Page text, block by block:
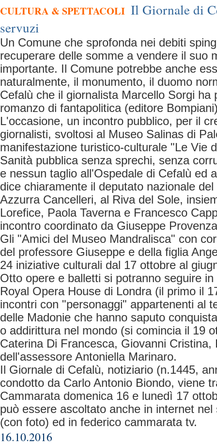
CULTURA & SPETTACOLI Il Giornale di
servuzi
Un Comune che sprofonda nei debiti
recuperare delle somme a vendere il suo
importante. Il Comune potrebbe anche
naturalmente, il monumento, il duomo
Cefalù che il giornalista Marcello Sorgi ha
romanzo di fantapolitica (editore
L'occasione, un incontro pubblico, per il
giornalisti, svoltosi al Museo Salinas di
manifestazione turistico-culturale "Le Vie
Sanità pubblica senza sprechi, senza
e nessun taglio all'Ospedale di Cefalù ed
dice chiaramente il deputato nazionale
Azzurra Cancelleri, al Riva del Sole,
Lorefice, Paola Taverna e Francesco
incontro coordinato da Giuseppe
Gli "Amici del Museo Mandralisca" con
del professore Giuseppe e della figlia
24 iniziative culturali dal 17 ottobre al
Otto opere e balletti si potranno seguire
Royal Opera House di Londra (il primo il
incontri con "personaggi" appartenenti al
delle Madonie che hanno saputo
o addirittura nel mondo (si comincia il 19
Caterina Di Francesca, Giovanni Cristina,
dell'assessore Antoniella Marinaro.
Il Giornale di Cefalù, notiziario (n.1445,
condotto da Carlo Antonio Biondo, viene
Cammarata domenica 16 e lunedì 17
può essere ascoltato anche in internet
(con foto) ed in federico cammarata tv.
16.10.2016